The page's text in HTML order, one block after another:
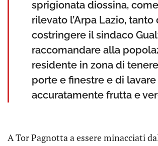
sprigionata diossina,
rilevato l’Arpa Lazio, tanto
costringere il sindaco
raccomandare alla
residente in zona di
porte e finestre e di lavare
accuratamente frutta e
A Tor Pagnotta a essere minacciati